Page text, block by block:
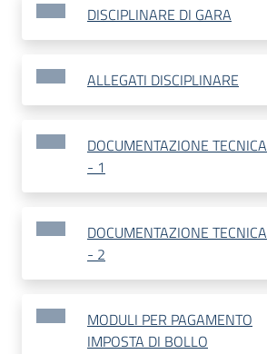
DISCIPLINARE DI GARA
ALLEGATI DISCIPLINARE
DOCUMENTAZIONE TECNICA
- 1
DOCUMENTAZIONE TECNICA
- 2
MODULI PER PAGAMENTO
IMPOSTA DI BOLLO